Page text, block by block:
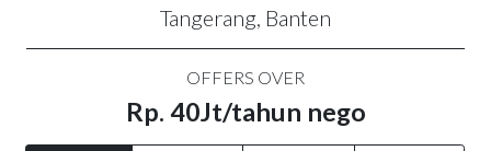
Tangerang, Banten
OFFERS OVER
Rp. 40Jt/tahun nego